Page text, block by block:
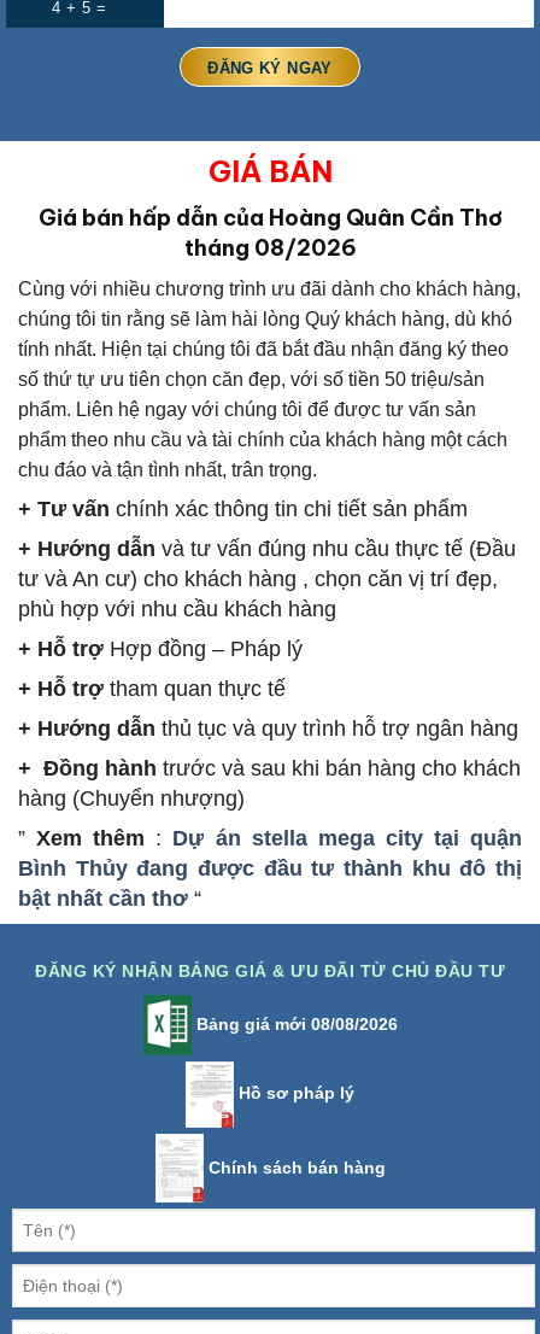
4 + 5 =
GIÁ BÁN
Giá bán hấp dẫn của Hoàng Quân Cần Thơ
tháng 08/2026
Cùng với nhiều chương trình ưu đãi dành cho khách hàng,
chúng tôi tin rằng sẽ làm hài lòng Quý khách hàng, dù khó
tính nhất. Hiện tại chúng tôi đã bắt đầu nhận đăng ký theo
số thứ tự ưu tiên chọn căn đẹp, với số tiền 50 triệu/sản
phẩm. Liên hệ ngay với chúng tôi để được tư vấn sản
phẩm theo nhu cầu và tài chính của khách hàng một cách
chu đáo và tận tình nhất, trân trọng.
+ Tư vấn chính xác thông tin chi tiết sản phẩm
+ Hướng dẫn và tư vấn đúng nhu cầu thực tế (Đầu
tư và An cư) cho khách hàng , chọn căn vị trí đẹp,
phù hợp với nhu cầu khách hàng
+ Hỗ trợ Hợp đồng – Pháp lý
+ Hỗ trợ tham quan thực tế
+ Hướng dẫn thủ tục và quy trình hỗ trợ ngân hàng
+ Đồng hành trước và sau khi bán hàng cho khách
hàng (Chuyển nhượng)
”Xem thêm : Dự án stella mega city tại quận
Bình Thủy đang được đầu tư thành khu đô thị
bật nhất cần thơ “
ĐĂNG KÝ NHẬN BẢNG GIÁ & ƯU ĐÃI TỪ CHỦ ĐẦU TƯ
Bảng giá mới 08/08/2026
Hồ sơ pháp lý
Chính sách bán hàng